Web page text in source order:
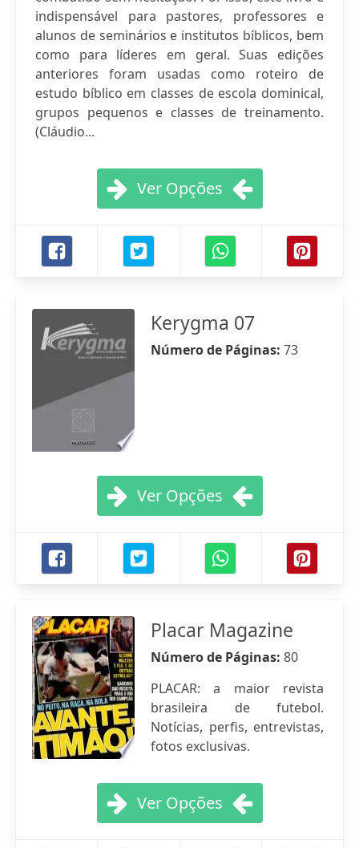
indispensável para pastores, professores e
alunos de seminários e institutos bíblicos, bem
como para líderes em geral. Suas edições
anteriores foram usadas como roteiro de
estudo bíblico em classes de escola dominical,
grupos pequenos e classes de treinamento.
(Cláudio...
Ver Opções
Kerygma 07
Número de Páginas: 73
Ver Opções
Placar Magazine
Número de Páginas: 80
PLACAR: a maior revista
brasileira de futebol.
Notícias, perfis, entrevistas,
fotos exclusivas.
Ver Opções